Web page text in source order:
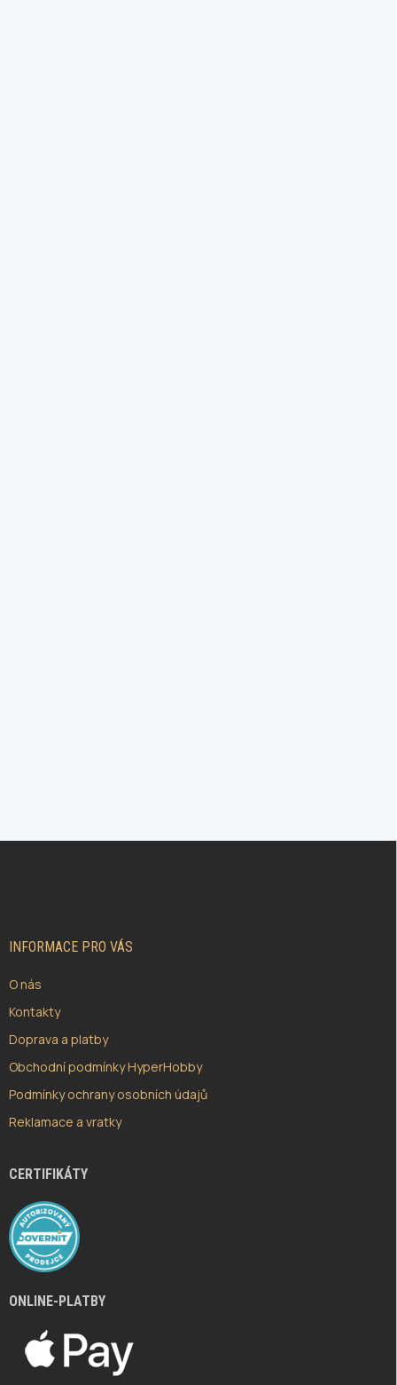
INFORMACE PRO VÁS
O nás
Kontakty
Doprava a platby
Obchodní podmínky HyperHobby
Podmínky ochrany osobních údajů
Reklamace a vratky
CERTIFIKÁTY
ONLINE-PLATBY